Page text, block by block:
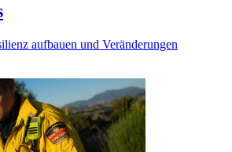
aufbauen und Veränderungen